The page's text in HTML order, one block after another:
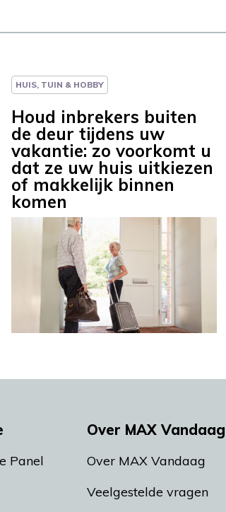
HUIS, TUIN & HOBBY
Houd inbrekers buiten
de deur tijdens uw
vakantie: zo voorkomt u
dat ze uw huis uitkiezen
of makkelijk binnen
komen
Panel
Over MAX Vandaag
Over MAX Vandaag
Veelgestelde vragen